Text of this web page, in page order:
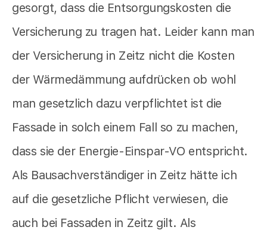
gesorgt, dass die Entsorgungskosten die
Versicherung zu tragen hat. Leider kann man
der Versicherung in Zeitz nicht die Kosten
der Wärmedämmung aufdrücken ob wohl
man gesetzlich dazu verpflichtet ist die
Fassade in solch einem Fall so zu machen,
dass sie der Energie-Einspar-VO entspricht.
Als Bausachverständiger in Zeitz hätte ich
auf die gesetzliche Pflicht verwiesen, die
auch bei Fassaden in Zeitz gilt. Als